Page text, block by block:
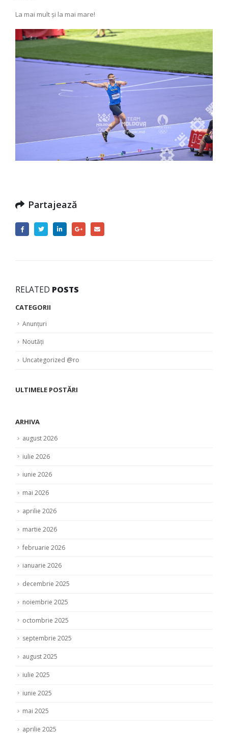
La mai mult și la mai mare!
Partajează
RELATED POSTS
CATEGORII
Anunțuri
Noutăți
Uncategorized @ro
ULTIMELE POSTĂRI
ARHIVA
august 2026
iulie 2026
iunie 2026
mai 2026
aprilie 2026
martie 2026
februarie 2026
ianuarie 2026
decembrie 2025
noiembrie 2025
octombrie 2025
septembrie 2025
august 2025
iulie 2025
iunie 2025
mai 2025
aprilie 2025